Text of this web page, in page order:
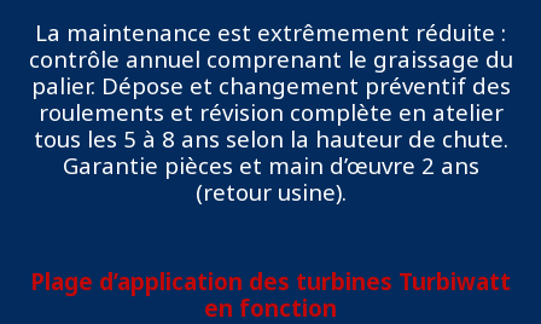
La maintenance est extrêmement réduite :
contrôle annuel comprenant le graissage du
palier. Dépose et changement préventif des
roulements et révision complète en atelier
tous les 5 à 8 ans selon la hauteur de chute.
Garantie pièces et main d’œuvre 2 ans
(retour usine).
Plage d’application des turbines Turbiwatt
en fonction